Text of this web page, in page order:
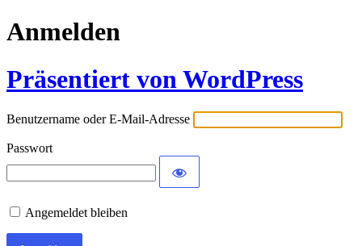
Anmelden
Präsentiert von WordPress
Benutzername oder E-Mail-Adresse
Passwort
Angemeldet bleiben